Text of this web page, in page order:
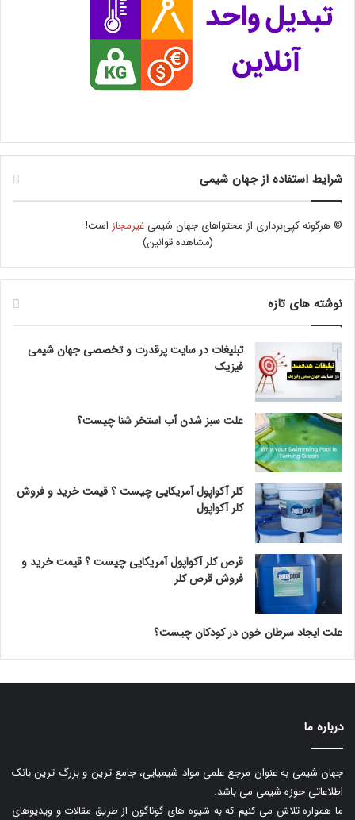
شرایط استفاده از جهان شیمی
© هرگونه کپی‌برداری از محتواهای جهان شیمیغیرمجاز است!
(مشاهده قوانین)
نوشته های تازه
تبلیغات در سایت پرقدرت و تخصصی جهان شیمی
فیزیک
علت سبز شدن آب استخر شنا چیست؟
کلر آکواپول آمریکایی چیست ؟ قیمت خرید و فروش
کلر آکواپول
قرص کلر آکواپول آمریکایی چیست ؟ قیمت خرید و
فروش قرص کلر
علت ایجاد سرطان خون در کودکان چیست؟
درباره ما
جهان شیمی به عنوان مرجع علمی مواد شیمیایی، جامع ترین و بزرگ ترین بانک
اطلاعاتی حوزه شیمی می باشد.
ما همواره تلاش می کنیم که به شیوه های گوناگون از طریق مقالات و ویدیوهای